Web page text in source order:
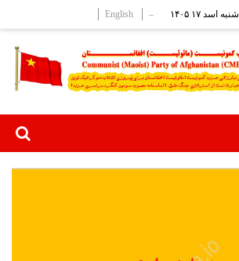
شنبه اسد ۱۷ ۱۴۰۵ –
English